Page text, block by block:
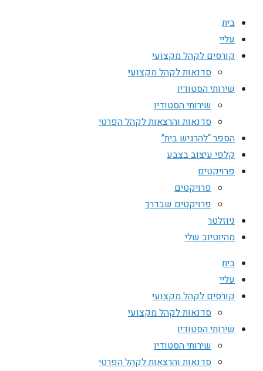
בית
עליי
קורסים לקהל מקצועי
סדנאות לקהל מקצועי
שירותי הסטודיו
שירותי הסטודיו
סדנאות והרצאות לקהל הפרטי
הספר “להרגיש בית”
קלפי עיצוב בצבע
פרויקטים
פרויקטים
פרויקטים שבדרך
ניוזלטר
מהיוטיוב שלי
בית
עליי
קורסים לקהל מקצועי
סדנאות לקהל מקצועי
שירותי הסטודיו
שירותי הסטודיו
סדנאות והרצאות לקהל הפרטי